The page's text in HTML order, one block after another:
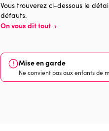
Vous trouverez ci-dessous le
défauts.
On vous dit tout ›
Mise en garde
Ne convient pas aux enfants de